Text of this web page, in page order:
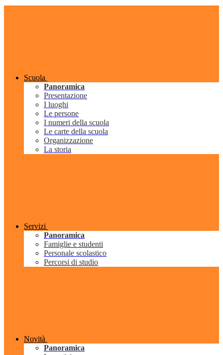
Scuola
Panoramica
Presentazione
I luoghi
Le persone
I numeri della scuola
Le carte della scuola
Organizzazione
La storia
Servizi
Panoramica
Famiglie e studenti
Personale scolastico
Percorsi di studio
Novità
Panoramica